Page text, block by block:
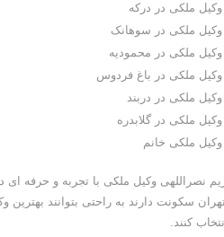
وکیل ملکی در درکه
وکیل ملکی در سوهانک
وکیل ملکی در محمودیه
وکیل ملکی در باغ فردوس
وکیل ملکی در دربند
وکیل ملکی در گلابدره
وکیل ملکی خانم
نصراللهی وکیل ملکی با تجربه و حرفه
سکونت دارند به راحتی بتوانند
کنند.